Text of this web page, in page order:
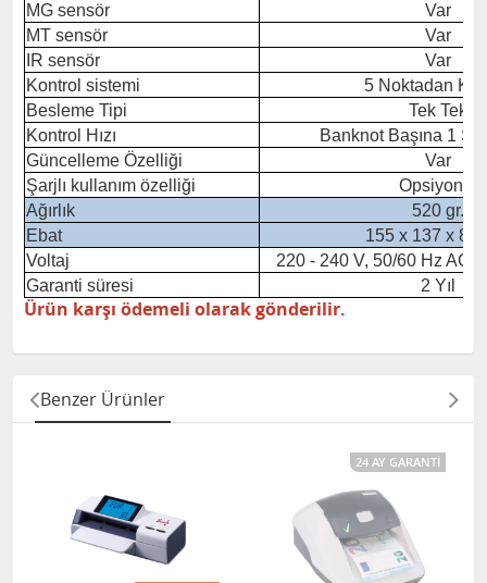
MG sensör
Var
MT sensör
Var
IR sensör
Var
Kontrol sistemi
5 Noktadan
Besleme Tipi
Tek Tek
Kontrol Hızı
Banknot Başına 1
Güncelleme Özelliği
Var
Şarjlı kullanım özelliği
Opsiyonel
Ağırlık
520 gr.
Ebat
155 x 137 x 82
Voltaj
220 - 240 V, 50/60 Hz AC /
Garanti süresi
2 Yıl
Ürün karşı ödemeli olarak gönderilir.
Benzer Ürünler
24 AY GARANTI